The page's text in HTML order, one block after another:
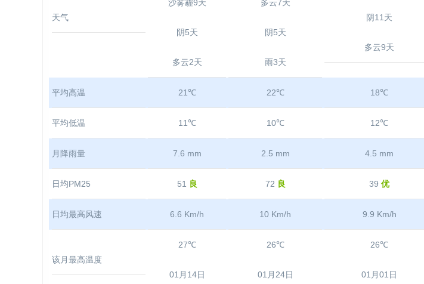
天气
沙雾霾9天
阴5天
多云2天
多云7天
阴5天
雨3天
阴11天
多云9天
平均高温 21℃ 22℃ 18℃
平均低温 11℃ 10℃ 12℃
月降雨量 7.6 mm 2.5 mm 4.5 mm
日均PM25 51 良 72 良 39优
日均最高风速 6.6 Km/h 10 Km/h 9.9 Km/h
该月最高温度
27℃
01月14日
26℃
01月24日
26℃
01月01日